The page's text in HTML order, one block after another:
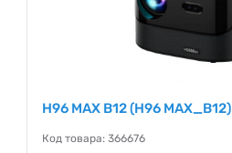
H96 MAX B12 (H96 MAX_B12)
Код товара: 366676